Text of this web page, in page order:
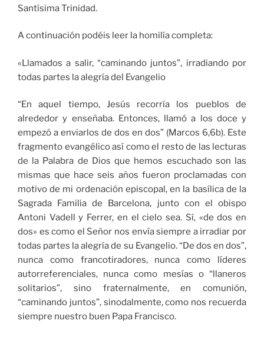
Santísima Trinidad.
A continuación podéis leer la homilía completa:
«Llamados a salir, “caminando juntos”, irradiando por
todas partes la alegría del Evangelio
“En aquel tiempo, Jesús recorría los pueblos de
alrededor y enseñaba. Entonces, llamó a los doce y
empezó a enviarlos de dos en dos” (Marcos 6,6b). Este
fragmento evangélico así como el resto de las lecturas
de la Palabra de Dios que hemos escuchado son las
mismas que hace seis años fueron proclamadas con
motivo de mi ordenación episcopal, en la basílica de la
Sagrada Familia de Barcelona, junto con el obispo
Antoni Vadell y Ferrer, en el cielo sea. Sí, «de dos en
dos» es como el Señor nos envía siempre a irradiar por
todas partes la alegría de su Evangelio. “De dos en dos”,
nunca como francotiradores, nunca como líderes
autorreferenciales, nunca como mesías o “llaneros
solitarios”, sino fraternalmente, en comunión,
“caminando juntos”, sinodalmente, como nos recuerda
siempre nuestro buen Papa Francisco.